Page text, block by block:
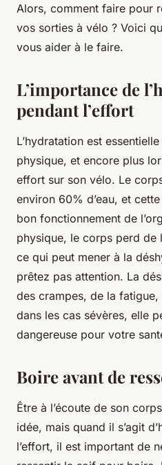
Alors, comment faire pour
vos sorties à vélo ? Voici
vous aider à le faire.
L’importance de
pendant l’effort
L’hydratation est
physique, et encore plus
effort sur son vélo. Le
environ 60% d’eau, et
bon fonctionnement de
physique, le corps perd de
ce qui peut mener à la
prêtez pas attention. La
des crampes, de la
dans les cas sévères, elle
dangereuse pour votre
Boire avant de
Être à l’écoute de son
idée, mais quand il s’agit
l’effort, il est important de